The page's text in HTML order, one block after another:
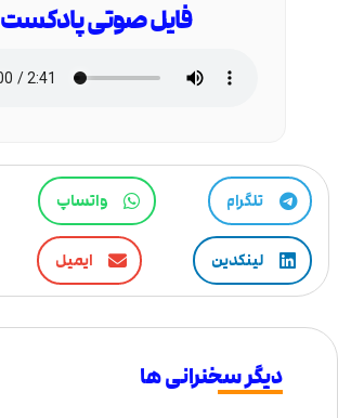
فایل صوتی پادکست
تلگرام واتساپ
لینکدین ایمیل
دیگر سخنرانی ها